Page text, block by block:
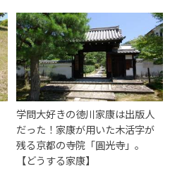
学問大好きの徳川家康は出版人
だった！家康が用いた木活字が
残る京都の寺院「圓光寺」。
【どうする家康】